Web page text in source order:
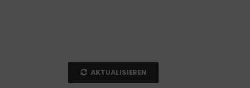
AKTUALISIEREN